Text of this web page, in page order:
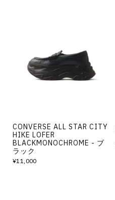
CONVERSE ALL STAR CITY
HIKE LOFER
BLACKMONOCHROME - ブ
ラック
¥11,000